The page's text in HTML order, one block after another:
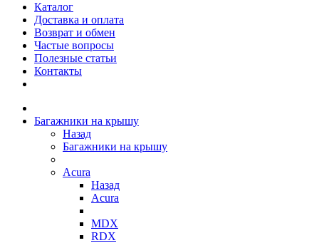
Каталог
Доставка и оплата
Возврат и обмен
Частые вопросы
Полезные статьи
Контакты
Багажники на крышу
Назад
Багажники на крышу
Acura
Назад
Acura
MDX
RDX